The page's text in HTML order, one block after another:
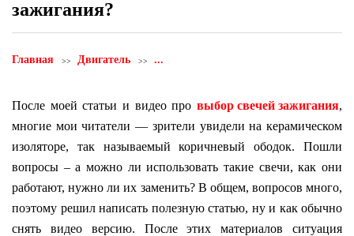
зажигания?
Главная Двигатель ...
После моей статьи и видео про выбор свечей зажигания,
многие мои читатели — зрители увидели на керамическом
изоляторе, так называемый коричневый ободок. Пошли
вопросы – а можно ли использовать такие свечи, как они
работают, нужно ли их заменить? В общем, вопросов много,
поэтому решил написать полезную статью, ну и как обычно
снять видео версию. После этих материалов ситуация